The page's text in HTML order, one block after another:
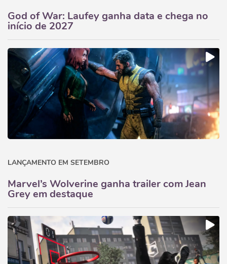
God of War: Laufey ganha data e chega no
início de 2027
LANÇAMENTO EM SETEMBRO
Marvel’s Wolverine ganha trailer com Jean
Grey em destaque